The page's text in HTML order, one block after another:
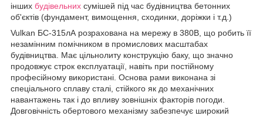
інших будівельних сумішей під час будівництва бетонних
об'єктів (фундамент, вимощення, сходинки, доріжки і т.д.)
Vulkan БС-315лА розрахована на мережу в 380В, що робить її
незамінним помічником в промислових масштабах
будівництва. Має цільнолиту конструкцію баку, що значно
продовжує строк експлуатації, навіть при постійному
професійному використані. Основа рами виконана зі
спеціального сплаву сталі, стійкого як до механічних
навантажень так і до впливу зовнішніх факторів погоди.
Довговічність обертового механізму забезпечує широкий